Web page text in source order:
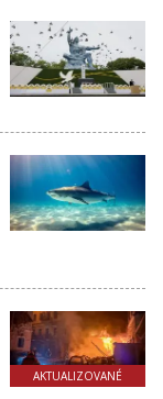
AKTUALIZOVANÉ